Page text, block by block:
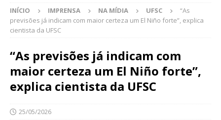
INÍCIO IMPRENSA NA MÍDIA UFSC
“As
previsões já indicam com maior certeza um El Niño forte”, explica
cientista da UFSC
“As previsões já indicam com
maior certeza um El Niño forte”,
explica cientista da UFSC
25/05/2026